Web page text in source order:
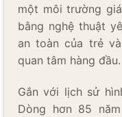
một môi trường
bằng nghệ thuật
an toàn của trẻ
quan tâm hàng đầu.
Gắn với lịch sử
Dòng hơn 85